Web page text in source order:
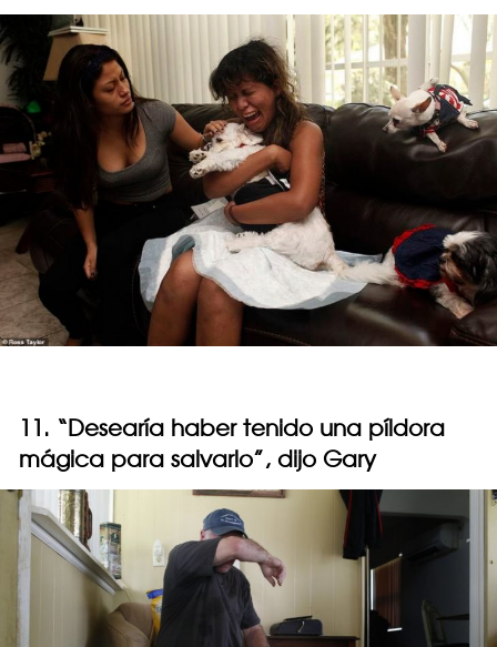
11. “Desearía haber tenido una píldora
mágica para salvarlo”, dijo Gary